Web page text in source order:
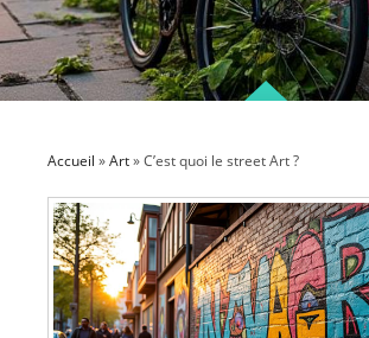
Accueil »Art»C’est quoi le street Art ?